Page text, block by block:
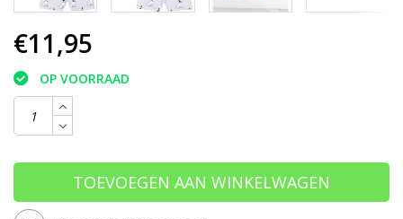
€11,95
OP VOORRAAD
TOEVOEGEN AAN WINKELWAGEN